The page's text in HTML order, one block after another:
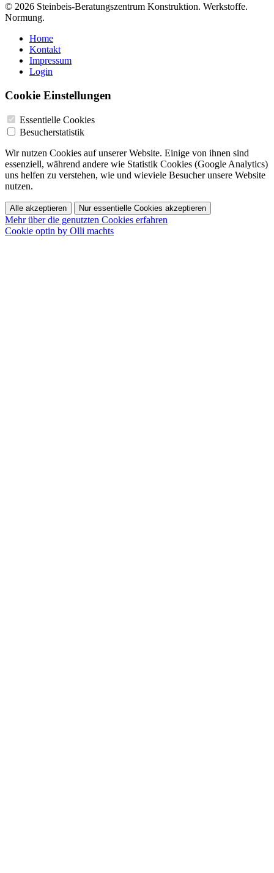
© 2026 Steinbeis-Beratungszentrum Konstruktion. Werkstoffe.
Normung.
Home
Kontakt
Impressum
Login
Cookie Einstellungen
Essentielle Cookies
Besucherstatistik
Wir nutzen Cookies auf unserer Website. Einige von ihnen sind
essenziell, während andere wie Statistik Cookies (Google Analytics)
uns helfen zu verstehen, wie und wieviele Besucher unsere Website
nutzen.
Alle akzeptieren Nur essentielle Cookies akzeptieren
Mehr über die genutzten Cookies erfahren
Cookie optin by Olli machts